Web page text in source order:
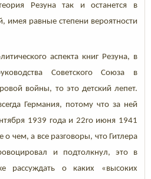
Резуна так и останется в
имея равные степени вероятности
аспекта книг Резуна, в
Советского Союза в
войны, то это детский лепет.
Германия, потому что за ней
1939 года и 22го июня 1941
о чем, а все разговоры, что Гитлера
и подтолкнул, это в
рассуждать о каких «высоких